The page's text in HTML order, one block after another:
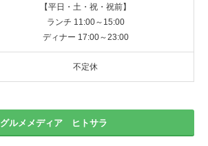
【平日・土・祝・祝前】
ランチ 11:00～15:00
ディナー 17:00～23:00
不定休
グルメメディア ヒトサラ